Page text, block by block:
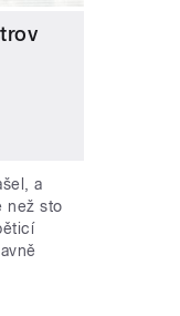
a
než sto